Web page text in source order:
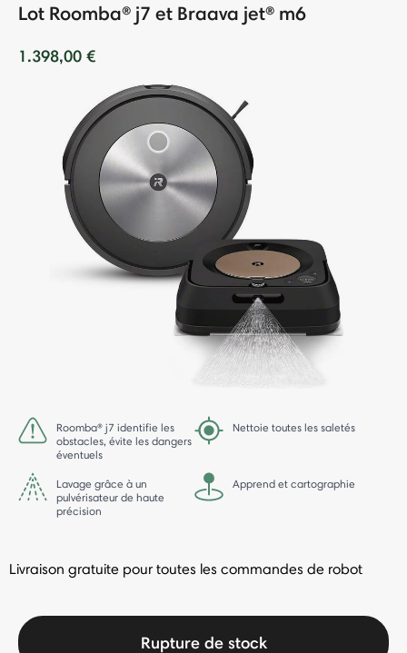
Lot Roomba® j7 et Braava jet® m6
1.398,00 €
Roomba® j7 identifie les
obstacles, évite les dangers
éventuels
Nettoie toutes les saletés
Lavage grâce à un
pulvérisateur de haute
précision
Apprend et cartographie
Livraison gratuite pour toutes les commandes de robot
Rupture de stock